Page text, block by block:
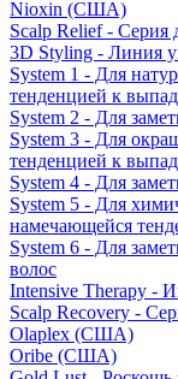
Nioxin (США)
Scalp Relief - Серия
3D Styling - Линия
System 1 - Для
тенденцией к
System 2 - Для
System 3 - Для
тенденцией к
System 4 - Для
System 5 - Для
намечающейся
System 6 - Для
волос
Intensive Therapy -
Scalp Recovery -
Olaplex (США)
Oribe (США)